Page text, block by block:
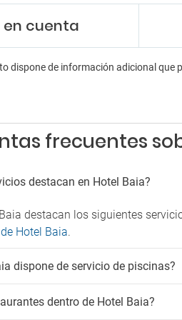
en cuenta
dispone de información adicional que
frecuentes
destacan en Hotel Baia?
destacan los siguientes
Hotel Baia.
dispone de servicio de piscinas?
dentro de Hotel Baia?